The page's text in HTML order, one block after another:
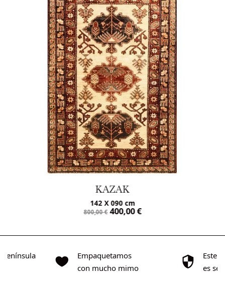
KAZAK
142 X 090 cm
800,00€ 400,00€
Empaquetamos
con mucho mimo
Este
es